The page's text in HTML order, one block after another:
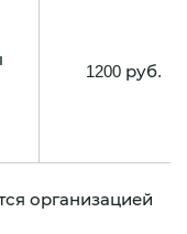
1200 руб.
организацией